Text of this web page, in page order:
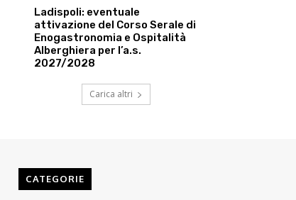
Ladispoli: eventuale
attivazione del Corso Serale di
Enogastronomia e Ospitalità
Alberghiera per l’a.s.
2027/2028
Carica altri
CATEGORIE